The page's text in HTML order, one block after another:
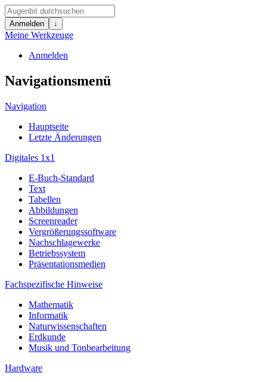
Anmelden ↓
Meine Werkzeuge
Anmelden
Navigationsmenü
Navigation
Hauptseite
Letzte Änderungen
Digitales 1x1
E-Buch-Standard
Text
Tabellen
Abbildungen
Screenreader
Vergrößerungssoftware
Nachschlagewerke
Betriebssystem
Präsentationsmedien
Fachspezifische Hinweise
Mathematik
Informatik
Naturwissenschaften
Erdkunde
Musik und Tonbearbeitung
Hardware